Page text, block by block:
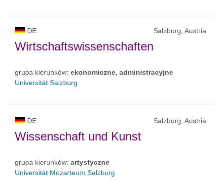
DE Salzburg, Austria
Wirtschaftswissenschaften
grupa kierunków: ekonomiczne, administracyjne
Universität Salzburg
DE Salzburg, Austria
Wissenschaft und Kunst
grupa kierunków: artystyczne
Universität Mozarteum Salzburg